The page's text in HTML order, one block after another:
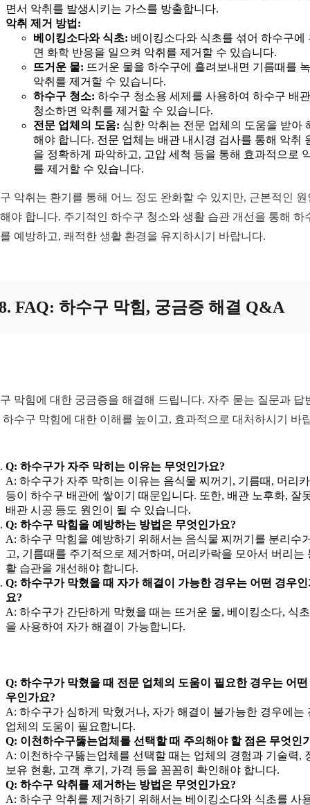
면서 악취를 발생시키는 가스를 방출합니다.
악취 제거 방법:
베이킹소다와 식초: 베이킹소다와 식초를 섞어 하수구에
면 화학 반응을 일으켜 악취를 제거할 수 있습니다.
뜨거운 물: 뜨거운 물을 하수구에 흘려보내면 기름때를
악취를 제거할 수 있습니다.
하수구 청소: 하수구 청소용 세제를 사용하여 하수구 배
청소하면 악취를 제거할 수 있습니다.
전문 업체의 도움: 심한 악취는 전문 업체의 도움을 받아
해야 합니다. 전문 업체는 배관 내시경 검사를 통해 악취
을 정확하게 파악하고, 고압 세척 등을 통해 효과적으로
를 제거할 수 있습니다.
악취는 환기를 통해 어느 정도 완화할 수 있지만, 근본적인 원
야 합니다. 주기적인 하수구 청소와 생활 습관 개선을 통해 하
예방하고, 쾌적한 생활 환경을 유지하시기 바랍니다.
FAQ: 하수구 막힘, 궁금증 해결 Q&A
막힘에 대한 궁금증을 해결해 드립니다. 자주 묻는 질문과 답
하수구 막힘에 대한 이해를 높이고, 효과적으로 대처하시기 바
Q: 하수구가 자주 막히는 이유는 무엇인가요?
A: 하수구가 자주 막히는 이유는 음식물 찌꺼기, 기름때, 머리
등이 하수구 배관에 쌓이기 때문입니다. 또한, 배관 노후화, 잘
배관 시공 등도 원인이 될 수 있습니다.
Q: 하수구 막힘을 예방하는 방법은 무엇인가요?
A: 하수구 막힘을 예방하기 위해서는 음식물 찌꺼기를 분리수
고, 기름때를 주기적으로 제거하며, 머리카락을 모아서 버리는
활 습관을 개선해야 합니다.
Q: 하수구가 막혔을 때 자가 해결이 가능한 경우는 어떤 경우인
요?
A: 하수구가 간단하게 막혔을 때는 뜨거운 물, 베이킹소다, 식
을 사용하여 자가 해결이 가능합니다.
Q: 하수구가 막혔을 때 전문 업체의 도움이 필요한 경우는 어떤
우인가요?
A: 하수구가 심하게 막혔거나, 자가 해결이 불가능한 경우에는
업체의 도움이 필요합니다.
Q: 이천하수구뚫는업체를 선택할 때 주의해야 할 점은 무엇인
A: 이천하수구뚫는업체를 선택할 때는 업체의 경험과 기술력,
보유 현황, 고객 후기, 가격 등을 꼼꼼히 확인해야 합니다.
Q: 하수구 악취를 제거하는 방법은 무엇인가요?
A: 하수구 악취를 제거하기 위해서는 베이킹소다와 식초를 사